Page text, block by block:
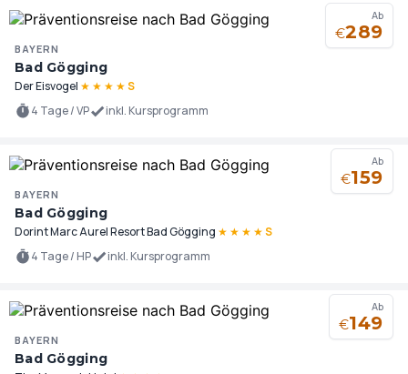
Ab
€289
BAYERN
Bad Gögging
Der Eisvogel ★ ★ ★ ★S
4 Tage / VP
inkl. Kursprogramm
Ab
€159
BAYERN
Bad Gögging
Dorint Marc Aurel Resort Bad Gögging ★ ★ ★ ★S
4 Tage / HP
inkl. Kursprogramm
Ab
€149
BAYERN
Bad Gögging